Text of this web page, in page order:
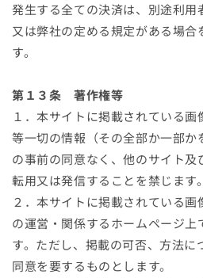
発生する全ての決済は、別途利
又は弊社の定める規定がある場合
す。
第１３条 著作権等
１．本サイトに掲載されている
等一切の情報（その全部か一部
の事前の同意なく、他のサイト及
転用又は発信することを禁じます。
２．本サイトに掲載されている
の運営・関係するホームページ上
す。ただし、掲載の可否、方法に
同意を要するものとします。